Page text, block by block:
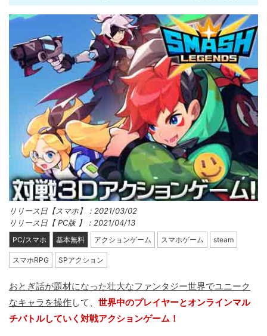
リリース日【スマホ】：2021/03/02
リリース日【 PC版 】：2021/04/13
PC/スマホ 基本無料 アクションゲーム スマホゲーム steam
スマホRPG SPアクション
おとぎ話が題材になった壮大なファンタジー世界でユニーク
なキャラを操作して、 世界中のプレイヤーとオンラインマル
チバトルしていく対戦アクションゲーム！